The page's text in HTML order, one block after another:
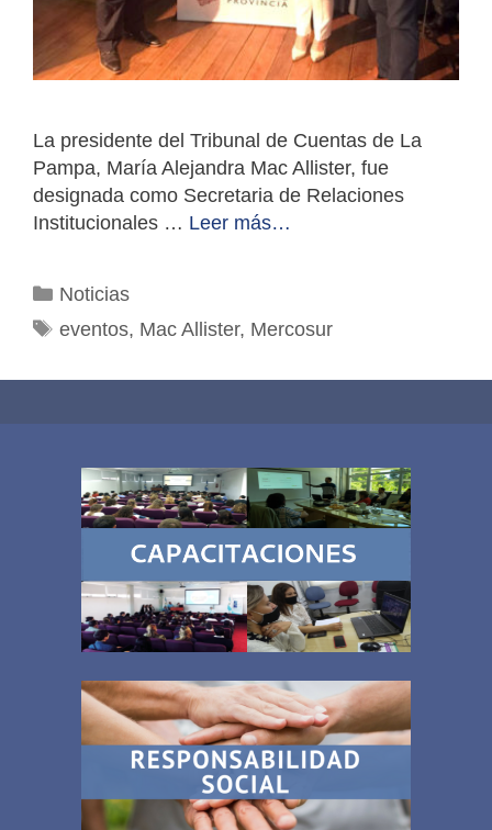
La presidente del Tribunal de Cuentas de La
Pampa, María Alejandra Mac Allister, fue
designada como Secretaria de Relaciones
Institucionales … Leer más…
Categorías
Noticias
Etiquetas
eventos, Mac Allister, Mercosur